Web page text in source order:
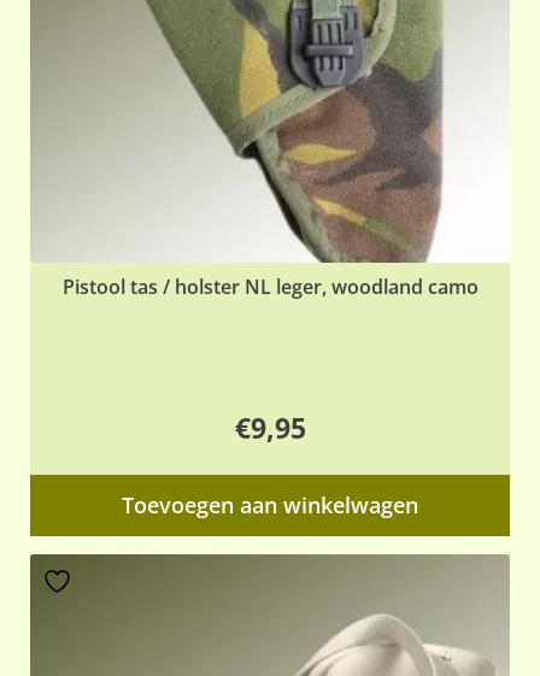
Pistool tas / holster NL leger, woodland camo
€9,95
Toevoegen aan winkelwagen